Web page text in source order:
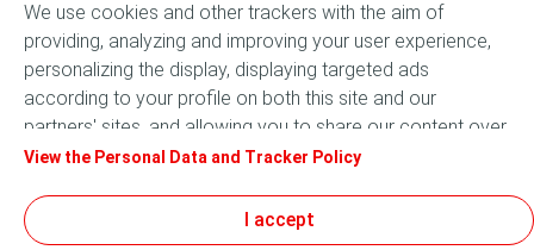
Nous contacter
Suivez-nous
Conditions Générales de Vente
We use cookies and other trackers with the aim of
providing, analyzing and improving your user experience,
personalizing the display, displaying targeted ads
according to your profile on both this site and our
partners' sites, and allowing you to share our content over
social media. In accordance with French legislation,
default. You can change your cookie settings at any time
by clicking on the "Manage my cookies" button. By clicking
View the Personal Data and Tracker Policy
I accept